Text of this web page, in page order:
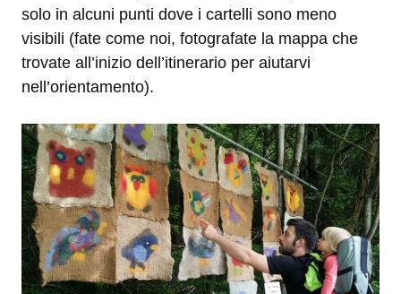
solo in alcuni punti dove i cartelli sono meno
visibili (fate come noi, fotografate la mappa che
trovate all’inizio dell’itinerario per aiutarvi
nell’orientamento).